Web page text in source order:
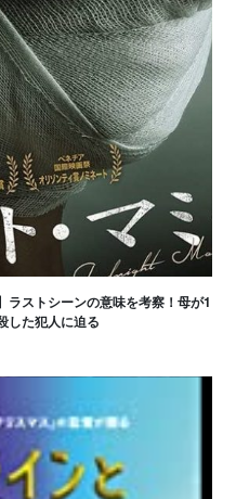
ラストシーンの意味を考察！母が1
した犯人に迫る